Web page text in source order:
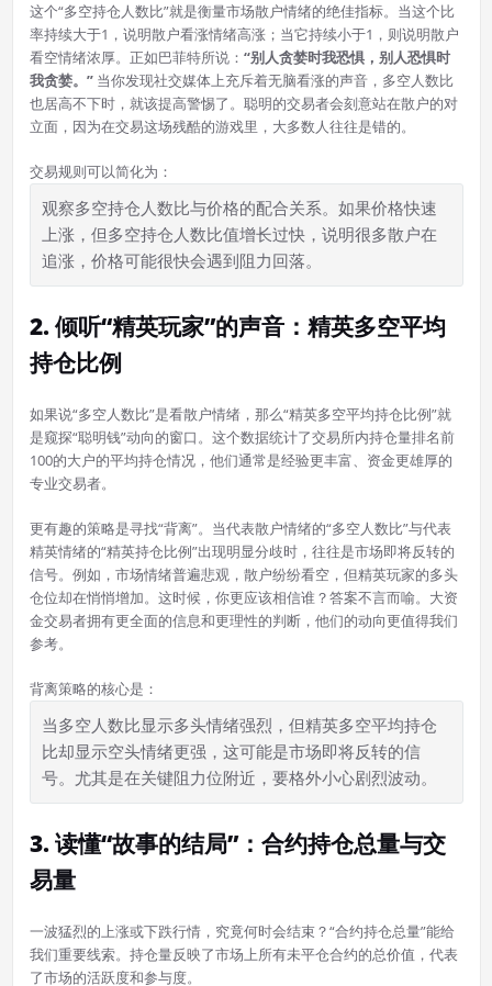
这个“多空持仓人数比”就是衡量市场散户情绪的绝佳指标。当这个比
率持续大于1，说明散户看涨情绪高涨；当它持续小于1，则说明散户
看空情绪浓厚。正如巴菲特所说： “别人贪婪时我恐惧，别人恐惧时
我贪婪。”当你发现社交媒体上充斥着无脑看涨的声音，多空人数比
也居高不下时，就该提高警惕了。聪明的交易者会刻意站在散户的对
立面，因为在交易这场残酷的游戏里，大多数人往往是错的。
交易规则可以简化为：
观察多空持仓人数比与价格的配合关系。如果价格快速
上涨，但多空持仓人数比值增长过快，说明很多散户在
追涨，价格可能很快会遇到阻力回落。
2. 倾听“精英玩家”的声音：精英多空平均
持仓比例
如果说“多空人数比”是看散户情绪，那么“精英多空平均持仓比例”就
是窥探“聪明钱”动向的窗口。这个数据统计了交易所内持仓量排名前
100的大户的平均持仓情况，他们通常是经验更丰富、资金更雄厚的
专业交易者。
更有趣的策略是寻找“背离”。当代表散户情绪的“多空人数比”与代表
精英情绪的“精英持仓比例”出现明显分歧时，往往是市场即将反转的
信号。例如，市场情绪普遍悲观，散户纷纷看空，但精英玩家的多头
仓位却在悄悄增加。这时候，你更应该相信谁？答案不言而喻。大资
金交易者拥有更全面的信息和更理性的判断，他们的动向更值得我们
参考。
背离策略的核心是：
当多空人数比显示多头情绪强烈，但精英多空平均持仓
比却显示空头情绪更强，这可能是市场即将反转的信
号。尤其是在关键阻力位附近，要格外小心剧烈波动。
3. 读懂“故事的结局”：合约持仓总量与交
易量
一波猛烈的上涨或下跌行情，究竟何时会结束？“合约持仓总量”能给
我们重要线索。持仓量反映了市场上所有未平仓合约的总价值，代表
了市场的活跃度和参与度。